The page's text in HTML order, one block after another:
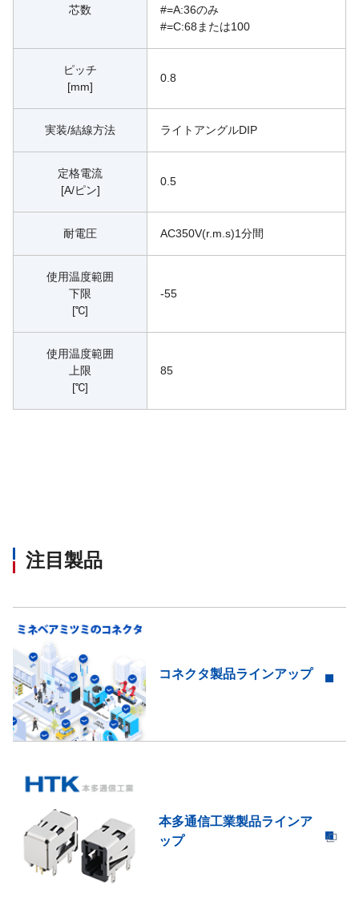
芯数
#=A:36のみ
#=C:68または100
ピッチ
[mm]
0.8
実装/結線方法 ライトアングルDIP
定格電流
[A/ピン]
0.5
耐電圧 AC350V(r.m.s)1分間
使用温度範囲
下限
[℃]
-55
使用温度範囲
上限
[℃]
85
注目製品
コネクタ製品ラインアップ
本多通信工業製品ラインア
ップ